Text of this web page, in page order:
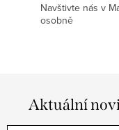
Navštivte nás v
osobně
Aktuální